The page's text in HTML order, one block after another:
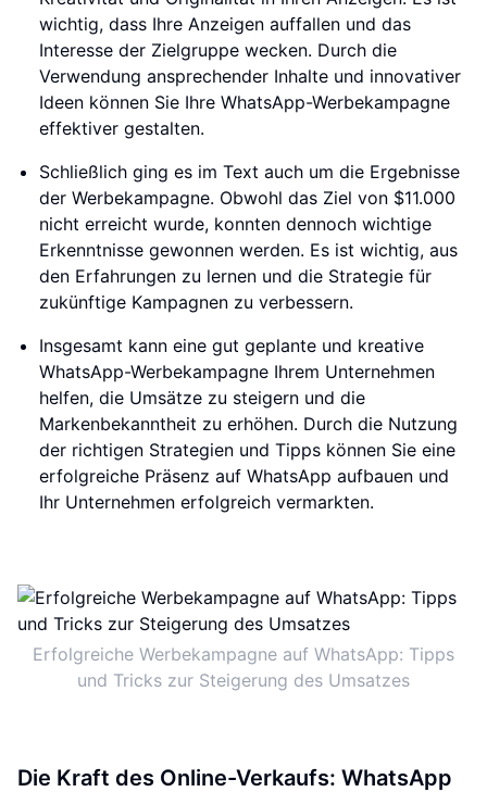
wichtig, dass Ihre Anzeigen auffallen und das
Interesse der Zielgruppe wecken. Durch die
Verwendung ansprechender Inhalte und innovativer
Ideen können Sie Ihre WhatsApp-Werbekampagne
effektiver gestalten.
Schließlich ging es im Text auch um die Ergebnisse
der Werbekampagne. Obwohl das Ziel von $11.000
nicht erreicht wurde, konnten dennoch wichtige
Erkenntnisse gewonnen werden. Es ist wichtig, aus
den Erfahrungen zu lernen und die Strategie für
zukünftige Kampagnen zu verbessern.
Insgesamt kann eine gut geplante und kreative
WhatsApp-Werbekampagne Ihrem Unternehmen
helfen, die Umsätze zu steigern und die
Markenbekanntheit zu erhöhen. Durch die Nutzung
der richtigen Strategien und Tipps können Sie eine
erfolgreiche Präsenz auf WhatsApp aufbauen und
Ihr Unternehmen erfolgreich vermarkten.
Erfolgreiche Werbekampagne auf WhatsApp: Tipps
und Tricks zur Steigerung des Umsatzes
Die Kraft des Online-Verkaufs: WhatsApp